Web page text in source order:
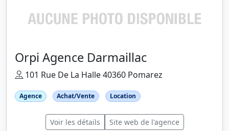
Orpi Agence Darmaillac
101 Rue De La Halle 40360 Pomarez
Agence Achat/Vente Location
Voir les détails Site web de l'agence